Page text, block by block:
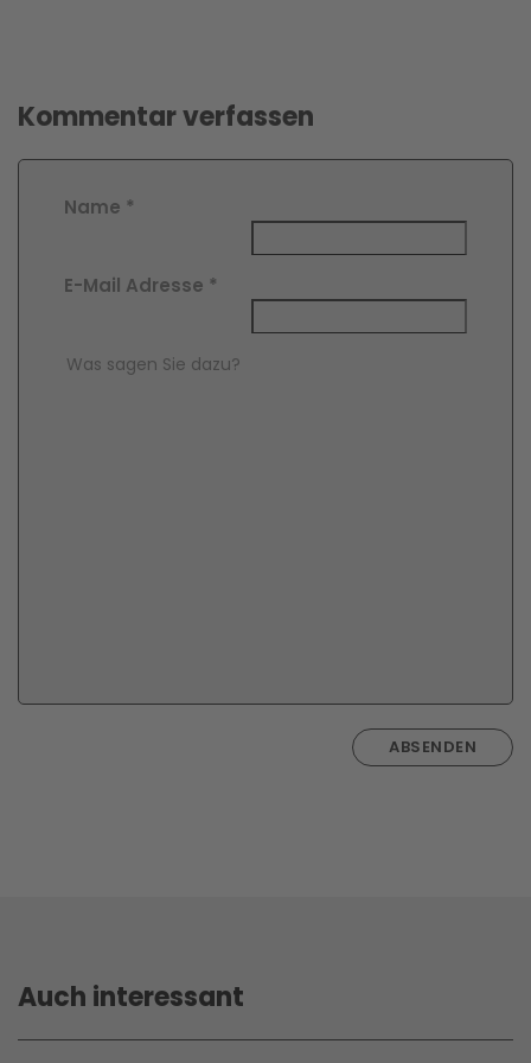
Kommentar verfassen
Name *
E-Mail Adresse *
Comment Text*
ABSENDEN
Auch interessant